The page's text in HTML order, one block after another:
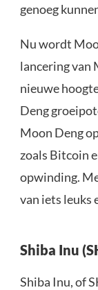
genoeg
Nu wordt
lancering van
nieuwe
Deng
Moon Deng
zoals Bitcoin
opwinding.
van iets leuks
Shiba Inu
Shiba Inu, of